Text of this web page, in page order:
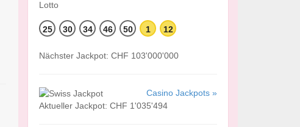
25 30 34 46 50 1 12
Nächster Jackpot: CHF 103'000'000
Casino Jackpots »
Aktueller Jackpot: CHF 1'035'494